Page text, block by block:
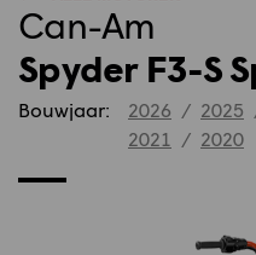
Can-Am
Spyder F3-S
Bouwjaar: 2026 / 2025
2021 / 2020